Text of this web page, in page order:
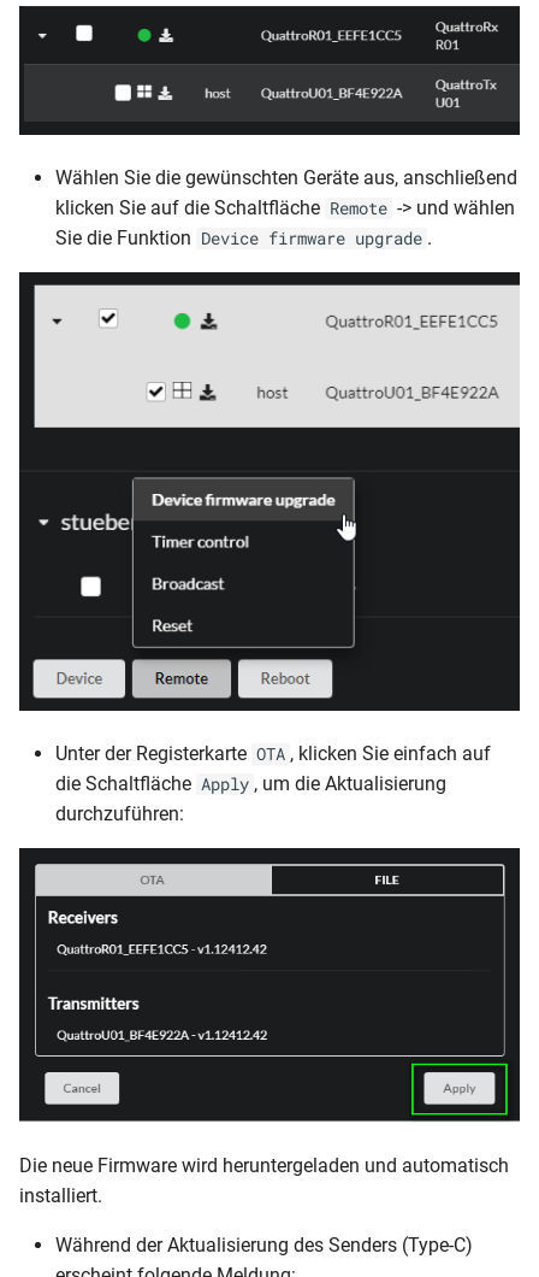
Wählen Sie die gewünschten Geräte aus, anschließend
klicken Sie auf die Schaltfläche Remote -> und wählen
Sie die Funktion Device firmware upgrade .
Unter der Registerkarte OTA , klicken Sie einfach auf
die Schaltfläche Apply , um die Aktualisierung
durchzuführen:
Die neue Firmware wird heruntergeladen und automatisch
installiert.
Während der Aktualisierung des Senders (Type-C)